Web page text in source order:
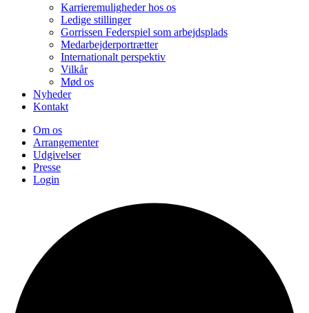
Karrieremuligheder hos os
Ledige stillinger
Gorrissen Federspiel som arbejdsplads
Medarbejderportrætter
Internationalt perspektiv
Vilkår
Mød os
Nyheder
Kontakt
Om os
Arrangementer
Udgivelser
Presse
Login